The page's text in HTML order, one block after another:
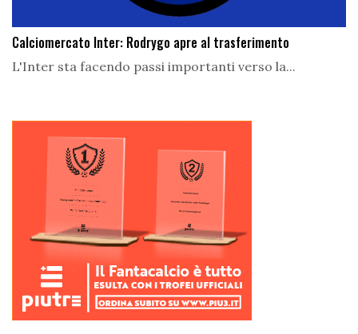
Calciomercato Inter: Rodrygo apre al trasferimento
L'Inter sta facendo passi importanti verso la...